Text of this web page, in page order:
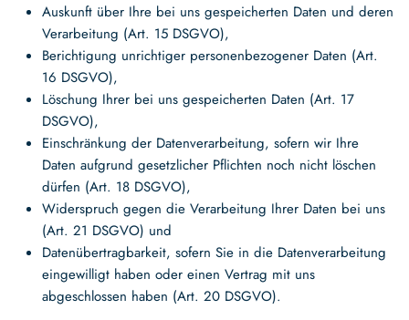
Auskunft über Ihre bei uns gespeicherten Daten und deren
Verarbeitung (Art. 15 DSGVO),
Berichtigung unrichtiger personenbezogener Daten (Art.
16 DSGVO),
Löschung Ihrer bei uns gespeicherten Daten (Art. 17
DSGVO),
Einschränkung der Datenverarbeitung, sofern wir Ihre
Daten aufgrund gesetzlicher Pflichten noch nicht löschen
dürfen (Art. 18 DSGVO),
Widerspruch gegen die Verarbeitung Ihrer Daten bei uns
(Art. 21 DSGVO) und
Datenübertragbarkeit, sofern Sie in die Datenverarbeitung
eingewilligt haben oder einen Vertrag mit uns
abgeschlossen haben (Art. 20 DSGVO).